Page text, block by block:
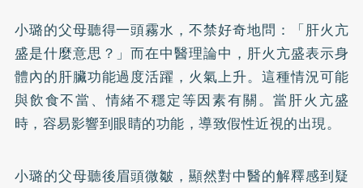
小璐的父母聽得一頭霧水，不禁好奇地問：「肝火亢
盛是什麼意思？」而在中醫理論中，肝火亢盛表示身
體內的肝臟功能過度活躍，火氣上升。這種情況可能
與飲食不當、情緒不穩定等因素有關。當肝火亢盛
時，容易影響到眼睛的功能，導致假性近視的出現。
小璐的父母聽後眉頭微皺，顯然對中醫的解釋感到疑